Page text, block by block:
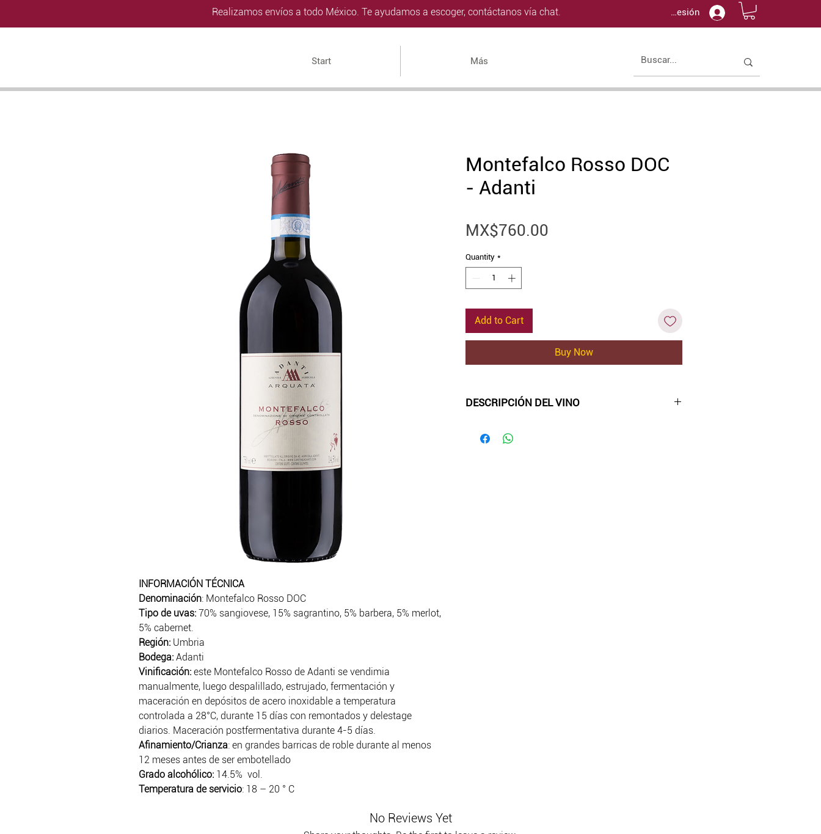
Realizamos envíos a todo México. Te ayudamos a escoger, contáctanos vía chat. Iniciar sesión
Start Más
INFORMACIÓN TÉCNICA
Denominación: Montefalco Rosso DOC
Tipo de uvas: 70% sangiovese, 15% sagrantino, 5% barbera, 5% merlot,
5% cabernet.
Región: Umbria
Bodega: Adanti
Vinificación: este Montefalco Rosso de Adanti se vendimia
manualmente, luego despalillado, estrujado, fermentación y
maceración en depósitos de acero inoxidable a temperatura
controlada a 28°C, durante 15 días con remontados y delestage
diarios. Maceración postfermentativa durante 4-5 días.
Afinamiento/Crianza: en grandes barricas de roble durante al menos
12 meses antes de ser embotellado
Grado alcohólico: 14.5% vol.
Temperatura de servicio: 18 – 20 ° C
Montefalco Rosso DOC
- Adanti
MX$760.00
Quantity *
Add to Cart
Buy Now
DESCRIPCIÓN DEL VINO
Color:
rojo rubí intenso
No Reviews Yet